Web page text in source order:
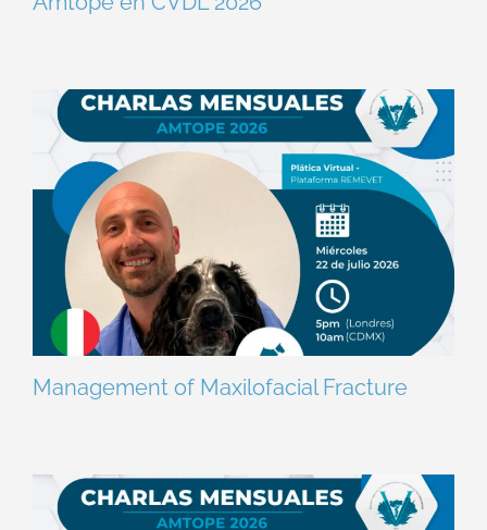
Management of Maxilofacial Fracture